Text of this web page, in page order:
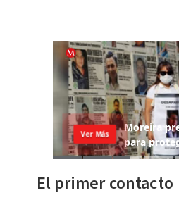
El primer contacto